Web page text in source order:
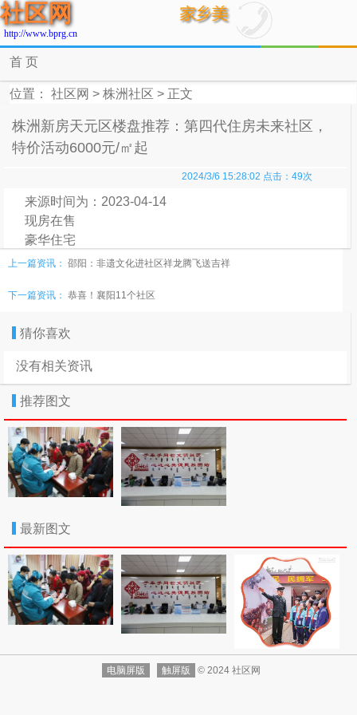
社区网
http://www.bprg.cn
首 页
位置： 社区网 > 株洲社区 > 正文
株洲新房天元区楼盘推荐：第四代住房未来社区，
特价活动6000元/㎡起
2024/3/6 15:28:02 点击：49次
来源时间为：2023-04-14
现房在售
豪华住宅
普通住宅
改善好房

活动6000元/㎡起
2023-04-1410:13:24
2023年4月最新资讯：
株洲推荐：。第四代住房未来社区在售产品有普通高层
等。周边有学校：天元区隆兴中学；商场：自带的商业配
套；交通：T69路;B70路;T88路等；
株洲第四代住房未来社区2023年3月目前项目现房销售
中，在售楼栋1#、2#、3#、5#、6#、7#，在售建面约151
-185㎡，其中3#、5#、6#、7#半装修，1#、2#带全装
修。其中推出了多套特价房源，享受一口价超值价格。株
洲第四代住房未来社区3月销售价格和2月相比下降150元
每平米。开发商为湖南第四代住房置业有限公司，项目位
置位于天元区珠江北路与新东路交汇处。
第四代住房未来社区5栋预售许可证号为预许字(2021)第
90号，拿证时间为2021年3月22日，预计2021年3月22日
开始销售，总房源为128套，在售户型为建面约151-163平
上一篇资讯： 邵阳：非遗文化进社区祥龙腾飞送吉祥
下一篇资讯： 恭喜！襄阳11个社区
猜你喜欢
没有相关资讯
推荐图文
最新图文
电脑屏版 触屏版 © 2024 社区网